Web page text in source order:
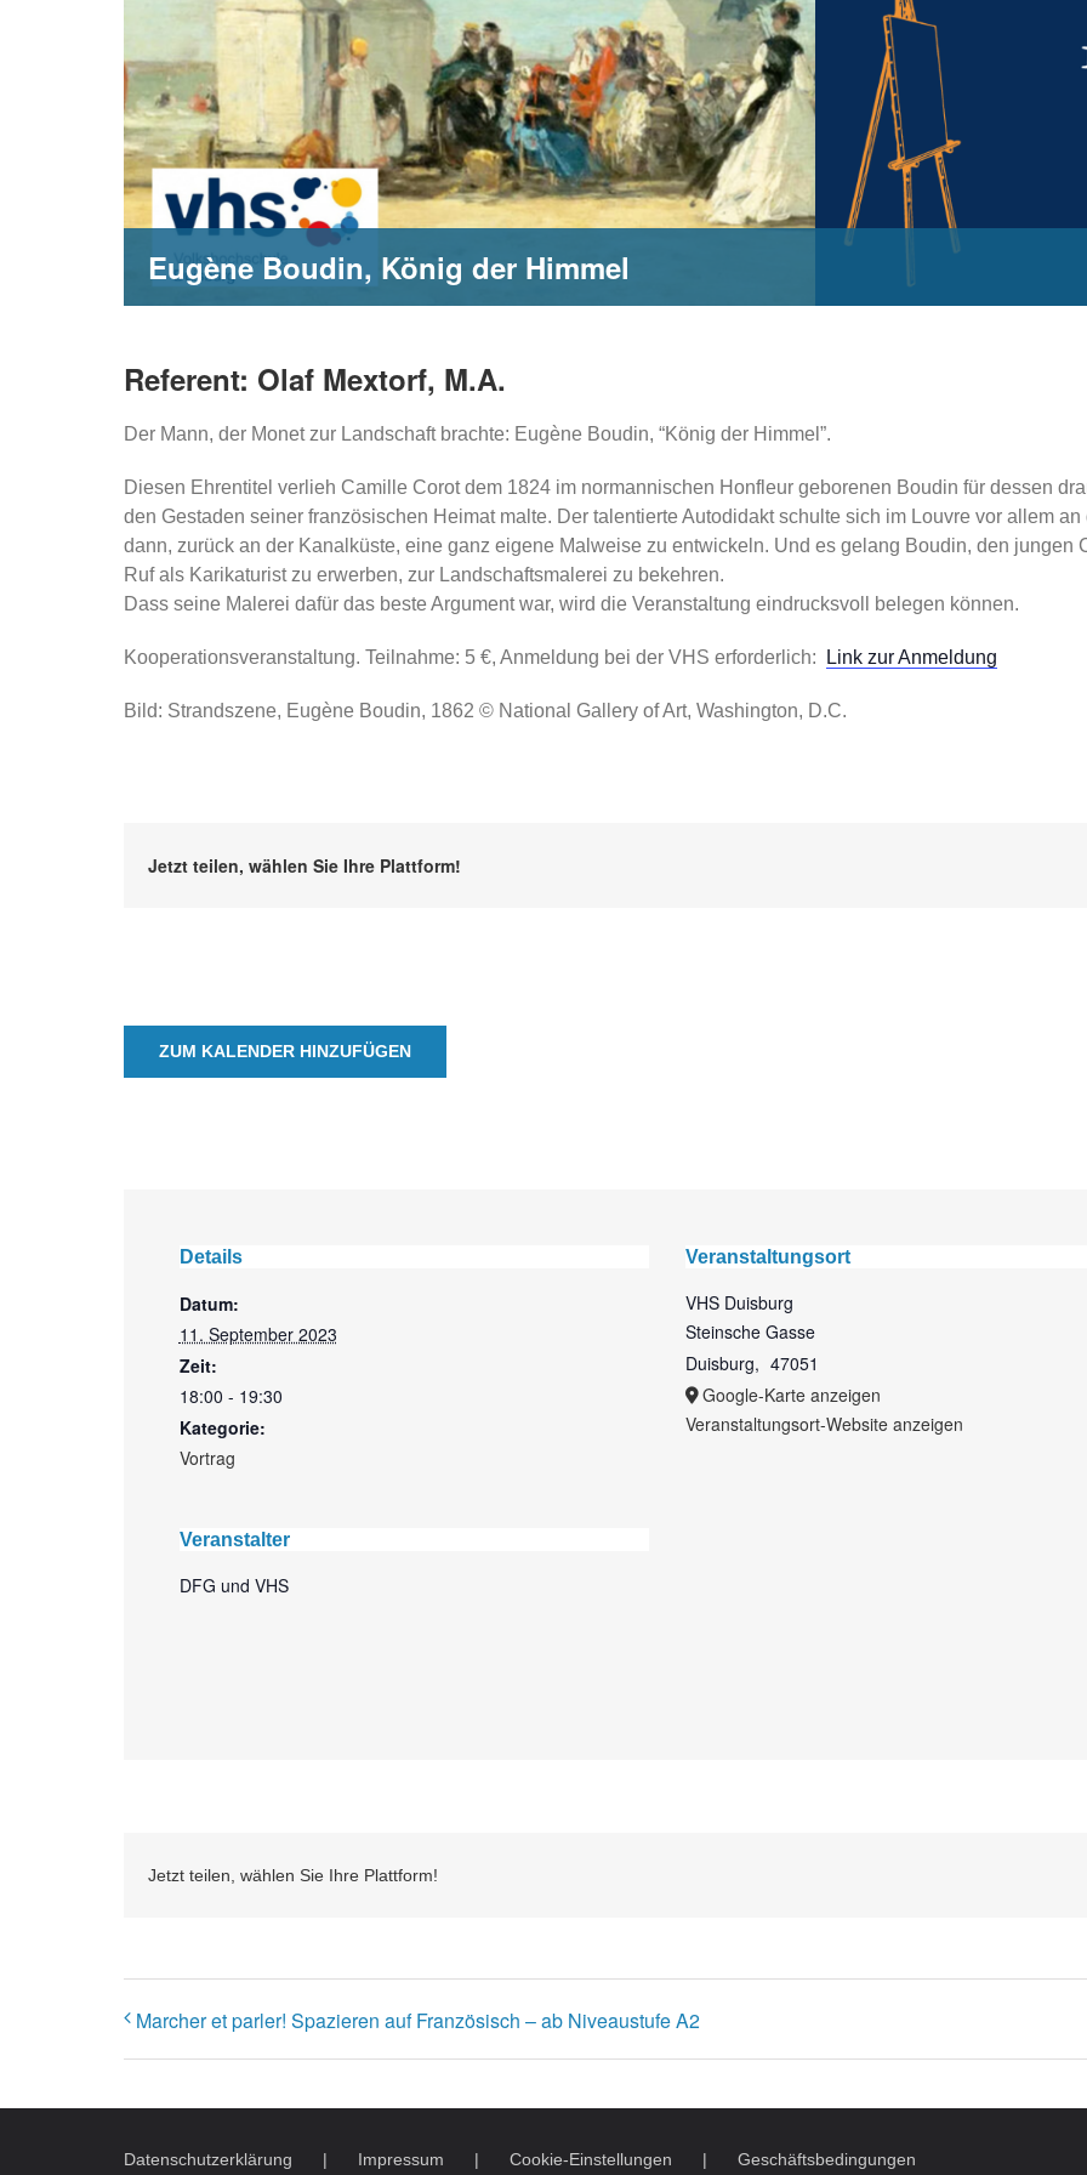
Eugène Boudin, König der Himmel
Referent: Olaf Mextorf, M.A.
Der Mann, der Monet zur Landschaft brachte: Eugène Boudin, “König der Himmel”.
Diesen Ehrentitel verlieh Camille Corot dem 1824 im normannischen Honfleur geborenen Boudin für dessen
den Gestaden seiner französischen Heimat malte. Der talentierte Autodidakt schulte sich im Louvre vor allem
dann, zurück an der Kanalküste, eine ganz eigene Malweise zu entwickeln. Und es gelang Boudin, den jungen
Ruf als Karikaturist zu erwerben, zur Landschaftsmalerei zu bekehren.
Dass seine Malerei dafür das beste Argument war, wird die Veranstaltung eindrucksvoll belegen können.
Kooperationsveranstaltung. Teilnahme: 5 €, Anmeldung bei der VHS erforderlich: Link zur Anmeldung
Bild: Strandszene, Eugène Boudin, 1862 © National Gallery of Art, Washington, D.C.
Jetzt teilen, wählen Sie Ihre Plattform!
ZUM KALENDER HINZUFÜGEN
Details
Datum:
11. September 2023
Zeit:
18:00 - 19:30
Kategorie:
Vortrag
Veranstalter
DFG und VHS
Veranstaltungsort
VHS Duisburg
Steinsche Gasse
Duisburg, 47051
Google-Karte anzeigen
Veranstaltungsort-Website anzeigen
Jetzt teilen, wählen Sie Ihre Plattform!
Marcher et parler! Spazieren auf Französisch – ab Niveaustufe A2
Datenschutzerklärung Impressum Cookie-Einstellungen Geschäftsbedingungen